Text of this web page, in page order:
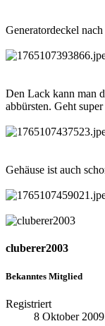
Generatordeckel
Den Lack kann man
abbürsten. Geht
Gehäuse ist auch
cluberer2003
Bekanntes Mitglied
Registriert
8 Oktober 2009